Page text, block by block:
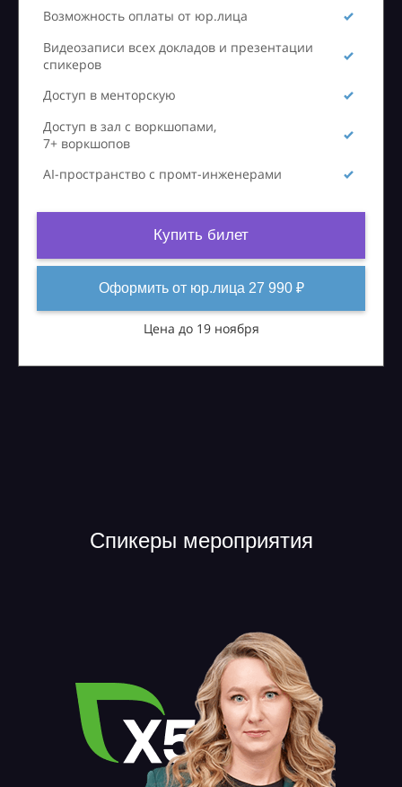
Возможность оплаты от юр.лица
Видеозаписи всех докладов и презентации
спикеров
Доступ в менторскую
Доступ в зал с воркшопами,
7+ воркшопов
AI-пространство с промт-инженерами
Купить билет
Оформить от юр.лица 27 990 ₽
Цена до 19 ноября
Спикеры мероприятия